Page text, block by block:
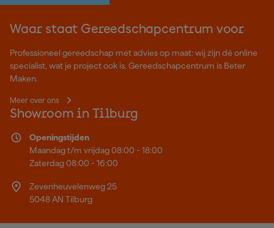
Waar staat Gereedschapcentrum voor
Professioneel gereedschap met advies op maat: wij zijn dé online
specialist, wat je project ook is. Gereedschapcentrum is Beter
Maken.
Meer over ons
Showroom in Tilburg
Openingstijden
Maandag t/m vrijdag 08:00 - 18:00
Zaterdag 08:00 - 16:00
Zevenheuvelenweg 25
5048 AN Tilburg